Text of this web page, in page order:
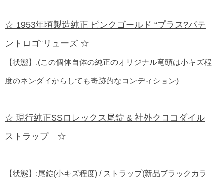
☆ 1953年頃製造純正 ピンクゴールド “プラス?パテ
ントロゴ”リューズ ☆
【状態】:(この個体自体の純正のオリジナル竜頭は小キズ程
度のネンダイからしても奇跡的なコンディション)
☆ 現行純正SSロレックス尾錠 & 社外クロコダイル
ストラップ ☆
【状態】:尾錠(小キズ程度) / ストラップ(新品ブラックカラ